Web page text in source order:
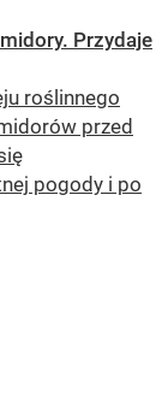
Przydaje
roślinnego
przed
pogody i po